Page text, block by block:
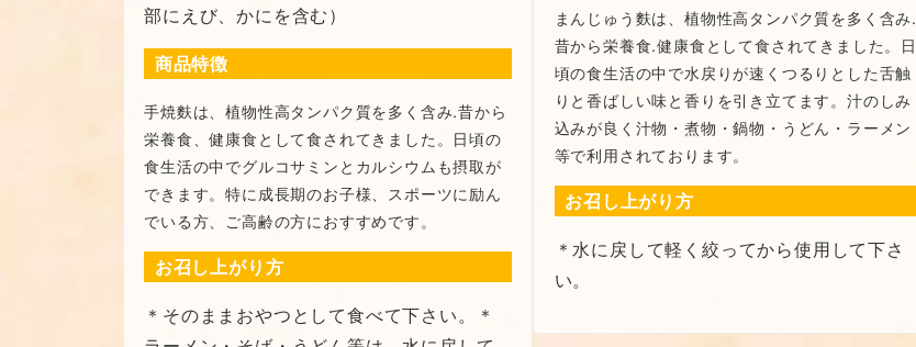
部にえび、かにを含む）
商品特徴
手焼麩は、植物性高タンパク質を多く含み.昔から
栄養食、健康食として食されてきました。日頃の
食生活の中でグルコサミンとカルシウムも摂取が
できます。特に成長期のお子様、スポーツに励ん
でいる方、ご高齢の方におすすめです。
お召し上がり方
＊そのままおやつとして食べて下さい。＊
まんじゅう麩は、植物性高タンパク質を多く含み.
昔から栄養食.健康食として食されてきました。日
頃の食生活の中で水戻りが速くつるりとした舌触
りと香ばしい味と香りを引き立てます。汁のしみ
込みが良く汁物・煮物・鍋物・うどん・ラーメン
等で利用されております。
お召し上がり方
＊水に戻して軽く絞ってから使用して下さ
い。